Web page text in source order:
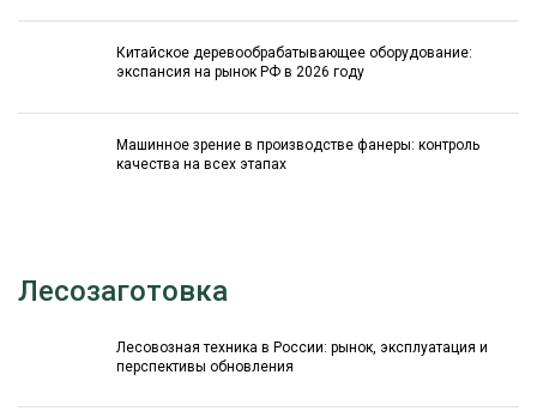
Китайское деревообрабатывающее оборудование:
экспансия на рынок РФ в 2026 году
Машинное зрение в производстве фанеры: контроль
качества на всех этапах
Лесозаготовка
Лесовозная техника в России: рынок, эксплуатация и
перспективы обновления